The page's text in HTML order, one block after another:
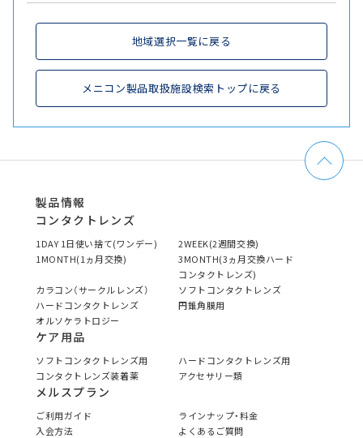
地域選択一覧に戻る
メニコン製品取扱施設検索トップに戻る
製品情報
コンタクトレンズ
1DAY 1日使い捨て(ワンデー)
2WEEK(2週間交換)
1MONTH(1ヵ月交換)
3MONTH(3ヵ月交換ハード
コンタクトレンズ)
カラコン（サークルレンズ）
ソフトコンタクトレンズ
ハードコンタクトレンズ
円錐角膜用
オルソケラトロジー
ケア用品
ソフトコンタクトレンズ用
ハードコンタクトレンズ用
コンタクトレンズ装着薬
アクセサリー類
メルスプラン
ご利用ガイド
ラインナップ・料金
入会方法
よくあるご質問